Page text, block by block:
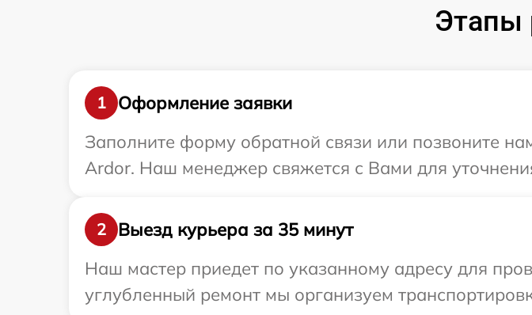
Этапы
1
Оформление заявки
Заполните форму обратной связи или позвоните
Ardor. Наш менеджер свяжется с Вами для
2
Выезд курьера за 35 минут
Наш мастер приедет по указанному адресу для
углубленный ремонт мы организуем